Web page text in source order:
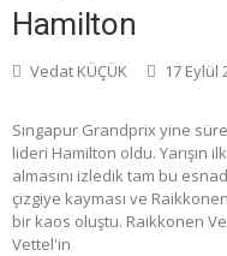
Hamilton
Vedat KÜÇÜK 17 Eylül
Singapur Grandprix yine süre
lideri Hamilton oldu. Yarışın
almasını izledik tam bu
çizgiye kayması ve
bir kaos oluştu. Raikkonen
Vettel'in